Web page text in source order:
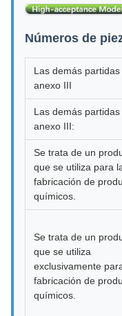
Números de
Las demás partidas
anexo III
Las demás partidas
anexo III:
Se trata de un
que se utiliza para
fabricación de
químicos.
Se trata de un
que se utiliza
exclusivamente
fabricación de
químicos.